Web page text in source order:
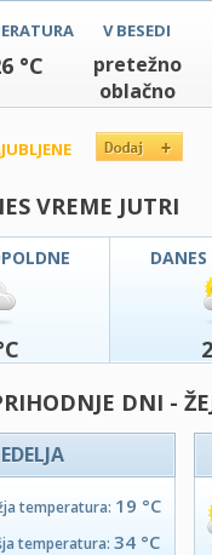
°C
V BESEDI
pretežno
oblačno
VREME JUTRI
DNI -
temperatura: 19 °C
temperatura: 34 °C